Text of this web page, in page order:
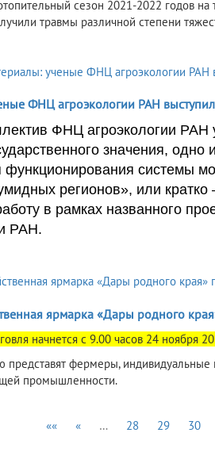
сезон 2021-2022 годов на
травмы различной степени
ФНЦ агроэкологии РАН
ФНЦ агроэкологии РАН
значения,
функционирования системы
регионов», или
в рамках названного
РАН.
ярмарка «Дары родного
начнется с 9.00 часов 24 ноября
фермеры, индивидуальные
промышленности.
«« « … 28 29 30